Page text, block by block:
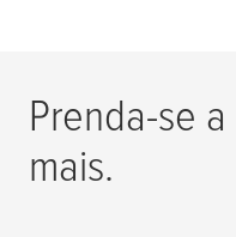
Prenda-se
mais.